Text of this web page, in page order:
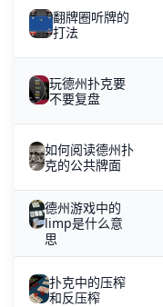
翻牌圈听牌的
打法
玩德州扑克要
不要复盘
如何阅读德州扑
克的公共牌面
德州游戏中的
limp是什么意
思
扑克中的压榨
和反压榨